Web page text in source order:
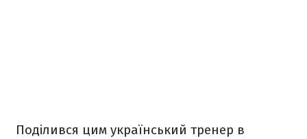
Поділився цим український тренер в